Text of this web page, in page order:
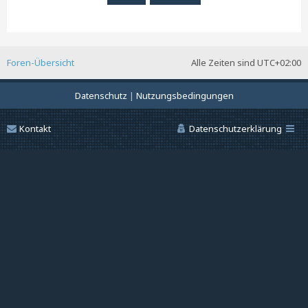
Alle Zeiten sind UTC+02:00
Foren-Übersicht
Datenschutz | Nutzungsbedingungen
Datenschutzerklärung
Kontakt